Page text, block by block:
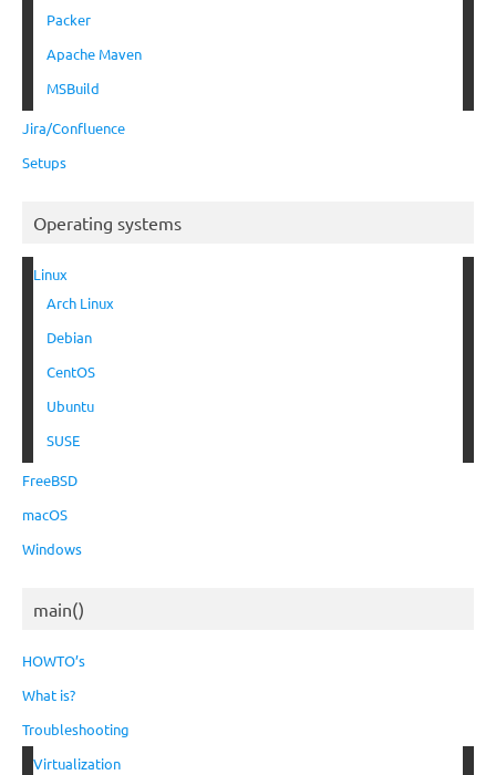
Packer
Apache Maven
MSBuild
Jira/Confluence
Setups
Operating systems
Linux
Arch Linux
Debian
CentOS
Ubuntu
SUSE
FreeBSD
macOS
Windows
main()
HOWTO’s
What is?
Troubleshooting
Virtualization